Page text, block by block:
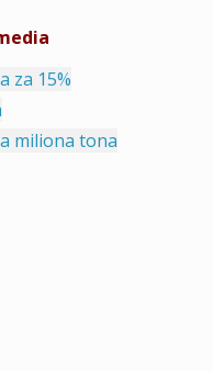
za 15%
miliona tona